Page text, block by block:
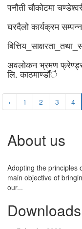
पनौती चौकोटमा
घरदैलो कार्यक्रम
अवलोकन भ्रमण
लि. काठमाण्डाँै
‹ 1 2 3 4
About us
Adopting the principles
main objective of
our...
Downloads